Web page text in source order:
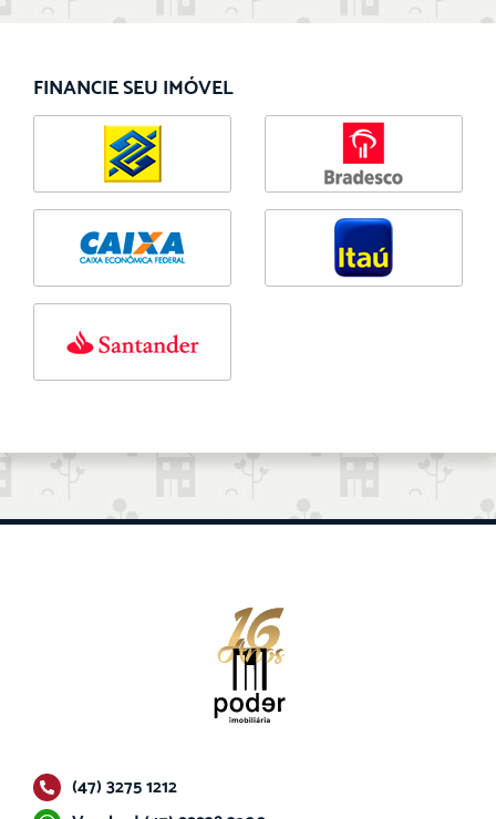
FINANCIE SEU IMÓVEL
(47) 3275 1212